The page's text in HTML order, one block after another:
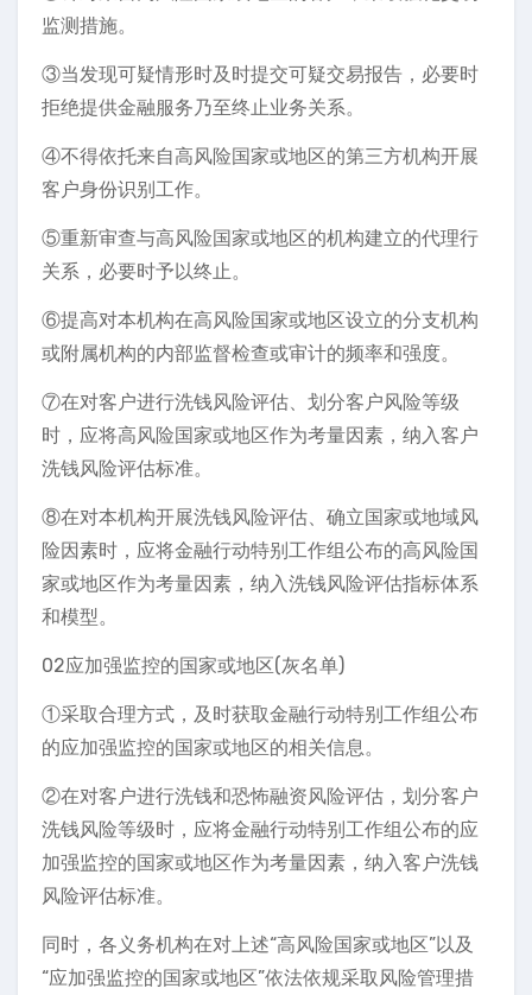
监测措施。
③当发现可疑情形时及时提交可疑交易报告，必要时
拒绝提供金融服务乃至终止业务关系。
④不得依托来自高风险国家或地区的第三方机构开展
客户身份识别工作。
⑤重新审查与高风险国家或地区的机构建立的代理行
关系，必要时予以终止。
⑥提高对本机构在高风险国家或地区设立的分支机构
或附属机构的内部监督检查或审计的频率和强度。
⑦在对客户进行洗钱风险评估、划分客户风险等级
时，应将高风险国家或地区作为考量因素，纳入客户
洗钱风险评估标准。
⑧在对本机构开展洗钱风险评估、确立国家或地域风
险因素时，应将金融行动特别工作组公布的高风险国
家或地区作为考量因素，纳入洗钱风险评估指标体系
和模型。
02应加强监控的国家或地区(灰名单)
①采取合理方式，及时获取金融行动特别工作组公布
的应加强监控的国家或地区的相关信息。
②在对客户进行洗钱和恐怖融资风险评估，划分客户
洗钱风险等级时，应将金融行动特别工作组公布的应
加强监控的国家或地区作为考量因素，纳入客户洗钱
风险评估标准。
同时，各义务机构在对上述“高风险国家或地区”以及
“应加强监控的国家或地区”依法依规采取风险管理措